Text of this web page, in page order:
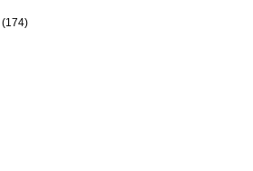
(174)